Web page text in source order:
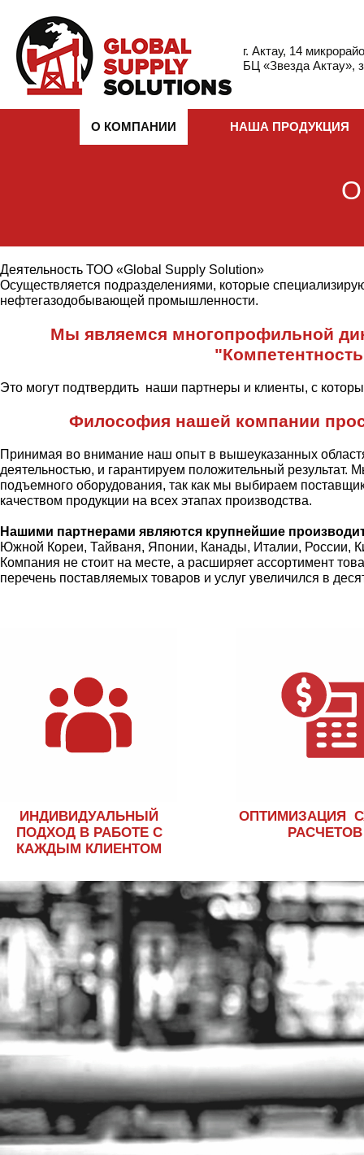
г. Актау, 14
БЦ «Звезда Актау»,
О КОМПАНИИ НАША ПРОДУКЦИЯ
Деятельность ТОО «Global Supply Solution»
Осуществляется подразделениями, которые
нефтегазодобывающей промышленности.
Мы являемся многопрофильной
Это могут подтвердить наши партнеры и клиенты, с
Философия нашей компании
Принимая во внимание наш опыт в вышеуказанных
деятельностью, и гарантируем положительный
подъемного оборудования, так как мы выбираем
качеством продукции на всех этапах производства.
Нашими партнерами являются крупнейшие
Южной Кореи, Тайваня, Японии, Канады, Италии, России,
Компания не стоит на месте, а расширяет ассортимент
перечень поставляемых товаров и услуг увеличился в
ИНДИВИДУАЛЬНЫЙ
ПОДХОД В РАБОТЕ С
КАЖДЫМ КЛИЕНТОМ
ОПТИМИЗАЦИЯ
РАСЧЕТОВ